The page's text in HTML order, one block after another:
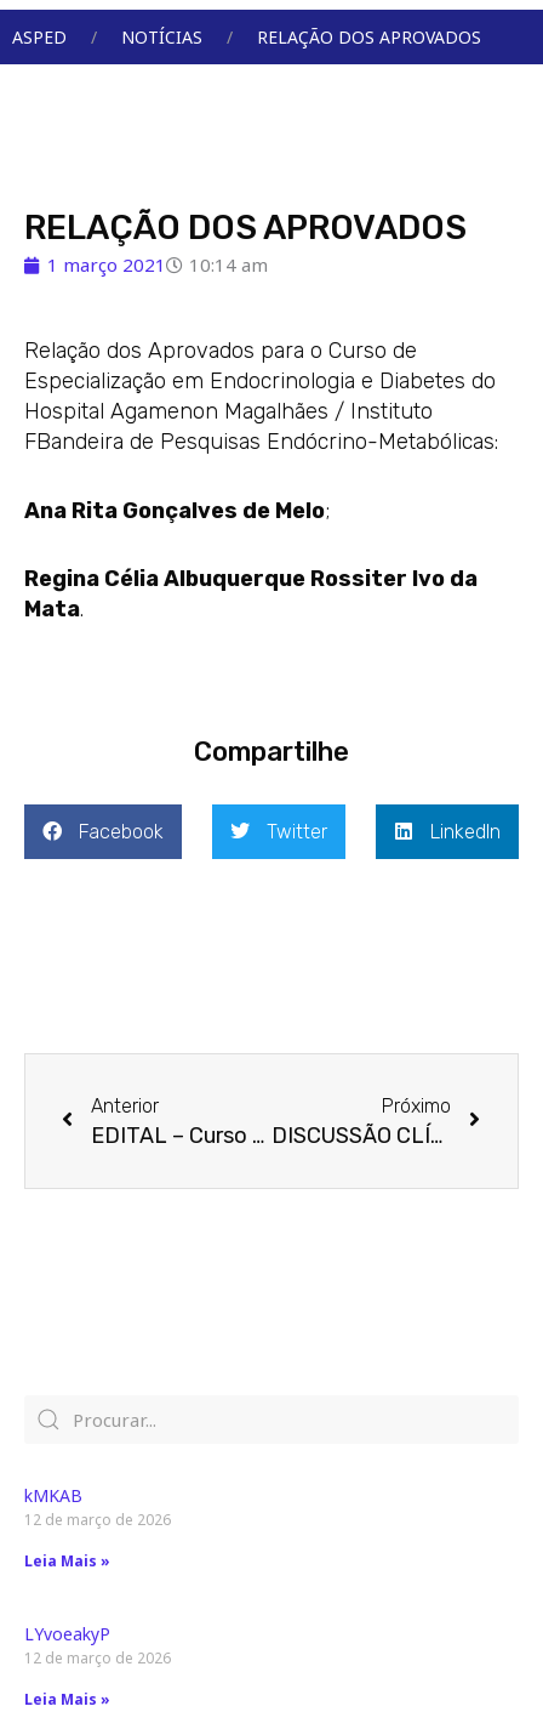
Menu
ASPED NOTÍCIAS RELAÇÃO DOS APROVADOS
RELAÇÃO DOS APROVADOS
1 março 2021 10:14 am
Relação dos Aprovados para o Curso de
Especialização em Endocrinologia e Diabetes do
Hospital Agamenon Magalhães / Instituto
FBandeira de Pesquisas Endócrino-Metabólicas:
Ana Rita Gonçalves de Melo;
Regina Célia Albuquerque Rossiter Ivo da
Mata.
Compartilhe
Facebook Twitter LinkedIn
Anterior
EDITAL – Curso de Especialização em Endocrinologia e Diabetes do Hospital Agamenon Magalhães / Instituto FBandeira de Pesquisas EndócrinoMetabólicas.
Próximo
DISCUSSÃO CLÍNICA SOBRE CASOS DA ENFERMARIA
kMKAB
12 de março de 2026
Leia Mais »
LYvoeakyP
12 de março de 2026
Leia Mais »